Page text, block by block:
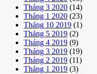
Tháng 3 2020 (14)
Tháng 1 2020 (23)
Tháng 10 2019 (1)
Tháng 5 2019 (2)
Tháng 4 2019 (9)
Tháng 3 2019 (19)
Tháng 2 2019 (11)
Tháng 1 2019 (3)